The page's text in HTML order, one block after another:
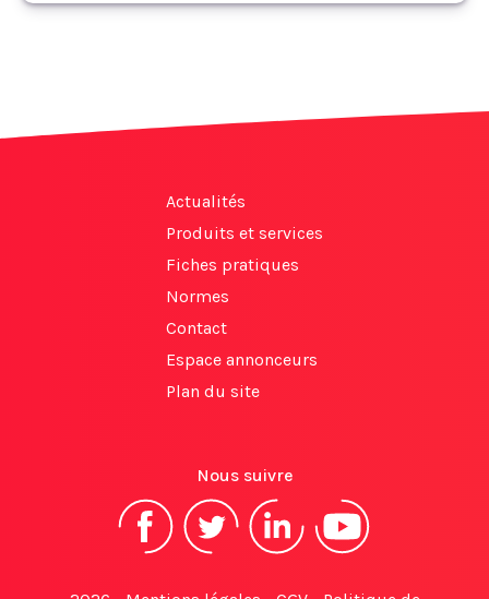
Actualités
Produits et services
Fiches pratiques
Normes
Contact
Espace annonceurs
Plan du site
Nous suivre